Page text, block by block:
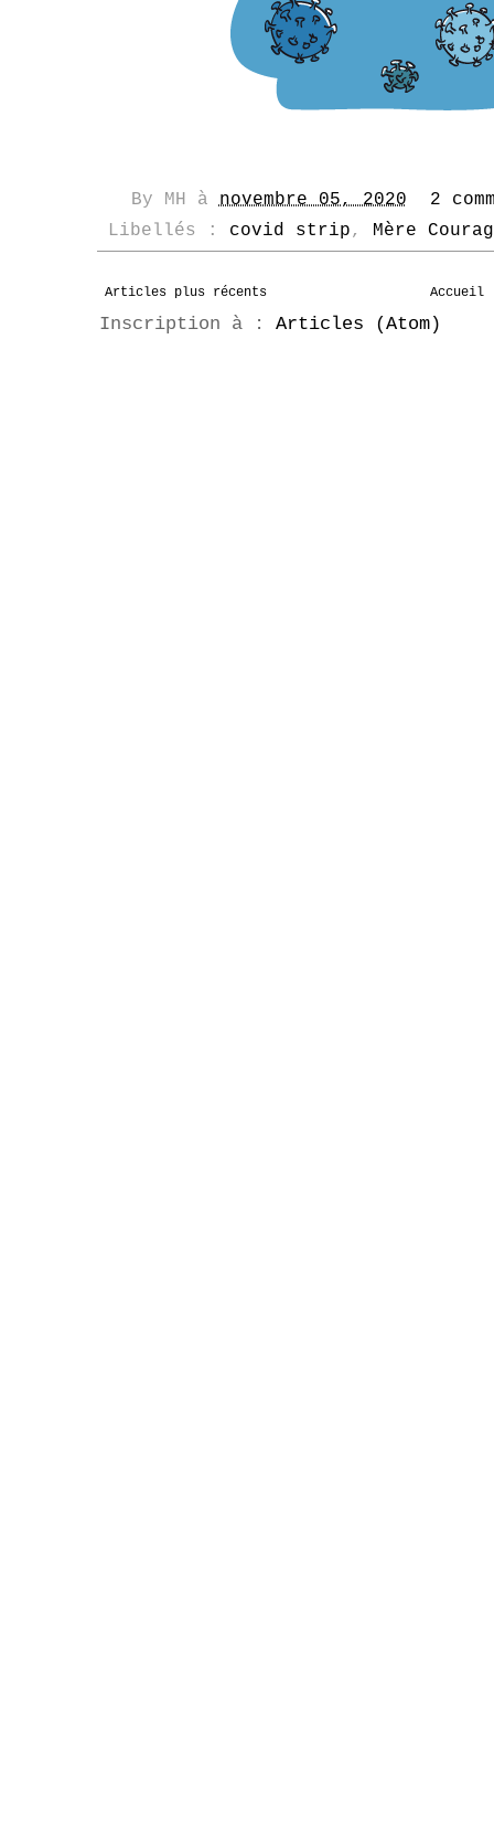
By MH ànovembre 05, 2020
2
Libellés : covid strip, Mère
Articles plus récents Accueil
Inscription à : Articles (Atom)